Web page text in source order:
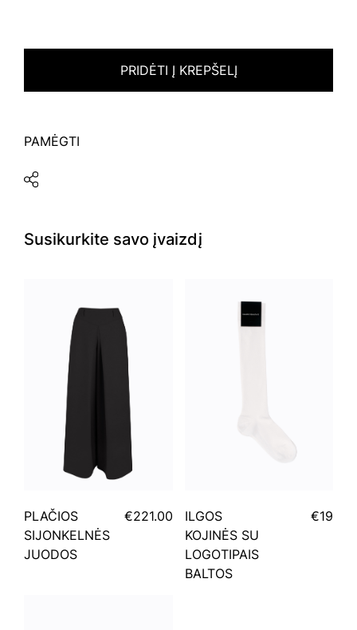
PRIDĖTI Į KREPŠELĮ
PAMĖGTI
Susikurkite savo įvaizdį
PLAČIOS
SIJONKELNĖS
JUODOS
€221.00
ILGOS
KOJINĖS SU
LOGOTIPAIS
BALTOS
€19